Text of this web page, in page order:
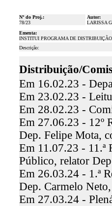
Nº do Proj.:
78/23
Autor:
LARISSA
Ementa:
INSTITUI PROGRAMA DE
Descrição:
Distribuição/
Em 16.02.23 -
Em 23.02.23 -
Em 28.02.23 -
Em 27.06.23 - 12º
Dep. Felipe Mota,
Em 11.07.23 - 11.ª
Público, relator
Em 26.03.24 - 1.ª
Dep. Carmelo
Em 27.03.24 -